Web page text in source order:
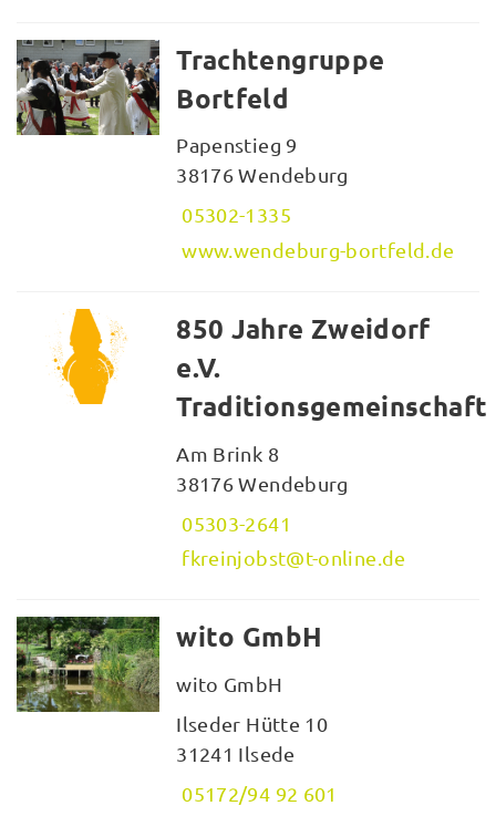
Trachtengruppe
Bortfeld
Papenstieg 9
38176 Wendeburg
05302-1335
www.wendeburg-bortfeld.de
850 Jahre Zweidorf
e.V.
Traditionsgemeinschaft
Am Brink 8
38176 Wendeburg
05303-2641
fkreinjobst@t-online.de
wito GmbH
wito GmbH
Ilseder Hütte 10
31241 Ilsede
05172/94 92 601